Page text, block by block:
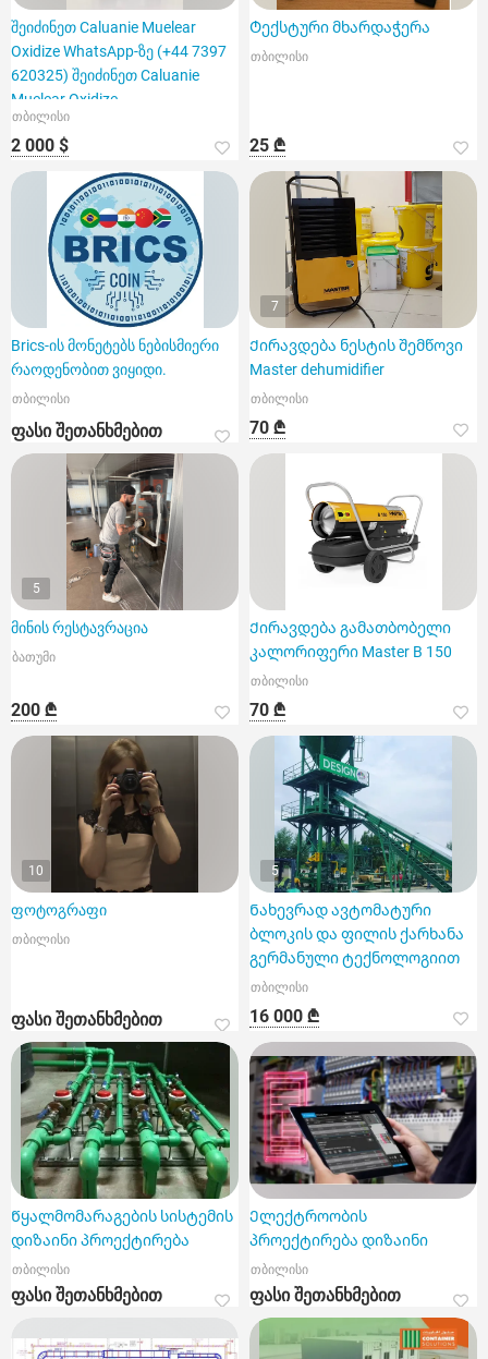
შეიძინეთ Caluanie Muelear
Oxidize WhatsApp-ზე (+44 7397
620325) შეიძინეთ Caluanie
Muelear Oxidize
თბილისი
2 000 $
Ტექსტური მხარდაჭერა
თბილისი
25 ₾
Brics-ის მონეტებს ნებისმიერი
რაოდენობით ვიყიდი.
თბილისი
ფასი შეთანხმებით
7
Ქირავდება ნესტის შემწოვი
Master dehumidifier
თბილისი
70 ₾
5
მინის რესტავრაცია
ბათუმი
200 ₾
Ქირავდება გამათბობელი
კალორიფერი Master B 150
თბილისი
70 ₾
10
ფოტოგრაფი
თბილისი
ფასი შეთანხმებით
5
Ნახევრად ავტომატური
ბლოკის და ფილის ქარხანა
გერმანული ტექნოლოგიით
თბილისი
16 000 ₾
Წყალმომარაგების სისტემის
დიზაინი პროექტირება
თბილისი
ფასი შეთანხმებით
Ელექტროობის
პროექტირება დიზაინი
თბილისი
ფასი შეთანხმებით